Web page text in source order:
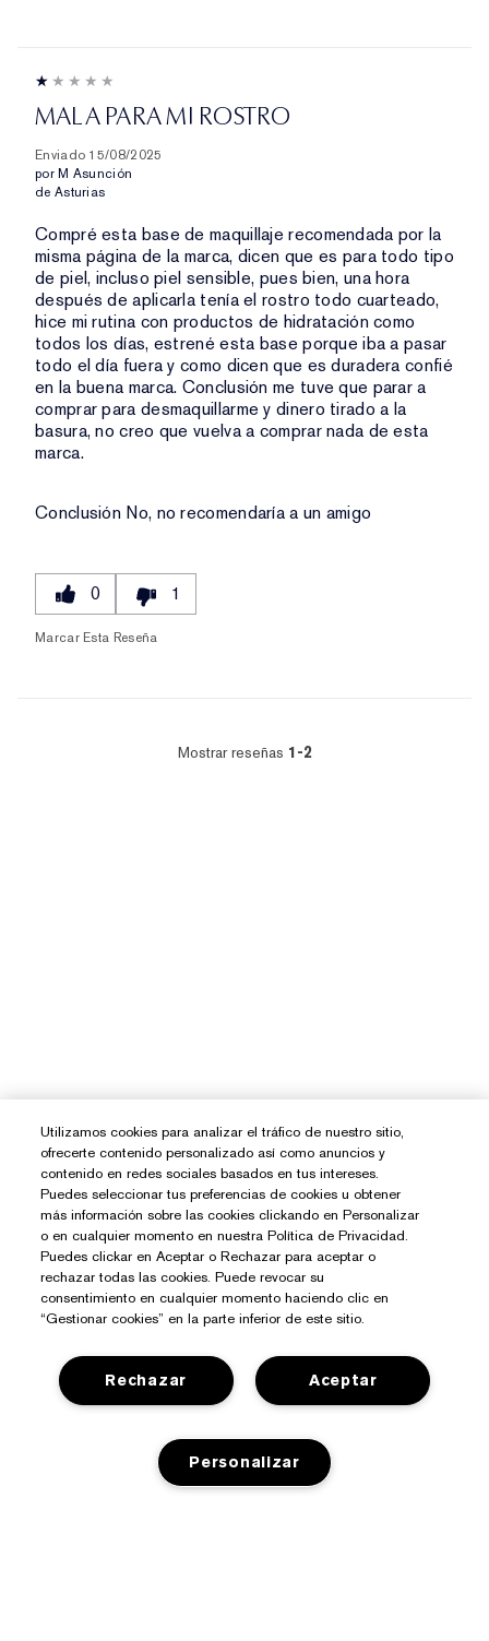
MALA PARA MI ROSTRO
Enviado 15/08/2025
por M Asunción
de Asturias
Compré esta base de maquillaje recomendada por la
misma página de la marca, dicen que es para todo tipo
de piel, incluso piel sensible, pues bien, una hora
después de aplicarla tenía el rostro todo cuarteado,
hice mi rutina con productos de hidratación como
todos los días, estrené esta base porque iba a pasar
todo el día fuera y como dicen que es duradera confié
en la buena marca. Conclusión me tuve que parar a
comprar para desmaquillarme y dinero tirado a la
basura, no creo que vuelva a comprar nada de esta
marca.
Conclusión No, no recomendaría a un amigo
0 1
Marcar Esta Reseña
Mostrar reseñas 1-2
¿Necesitas Ayuda?
Contactar Fabricante
Sobre Estée Lauder
Utilizamos cookies para analizar el tráfico de nuestro sitio,
ofrecerte contenido personalizado así como anuncios y
contenido en redes sociales basados en tus intereses.
Puedes seleccionar tus preferencias de cookies u obtener
más información sobre las cookies clickando en Personalizar
o en cualquier momento en nuestra Política de Privacidad.
Puedes clickar en Aceptar o Rechazar para aceptar o
rechazar todas las cookies. Puede revocar su
consentimiento en cualquier momento haciendo clic en
“Gestionar cookies” en la parte inferior de este sitio.
Aceptar
Rechazar
Personalizar